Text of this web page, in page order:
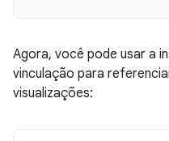
Agora, você pode usar a
vinculação para
visualizações: